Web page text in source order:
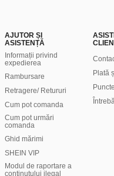
AJUTOR ȘI
ASISTENȚĂ
Informații privind
expedierea
Rambursare
Retragere/ Retururi
Cum pot comanda
Cum pot urmări
comanda
Ghid mărimi
SHEIN VIP
Modul de raportare a
conținutului ilegal
Plată